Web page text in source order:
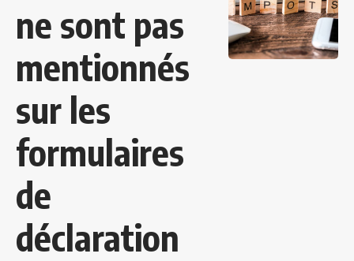
ne sont pas
mentionnés
sur les
formulaires
de
déclaration